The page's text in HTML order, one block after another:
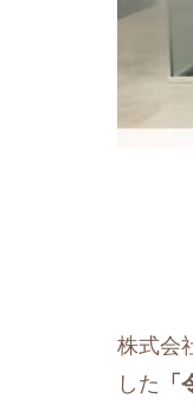
株式会
した